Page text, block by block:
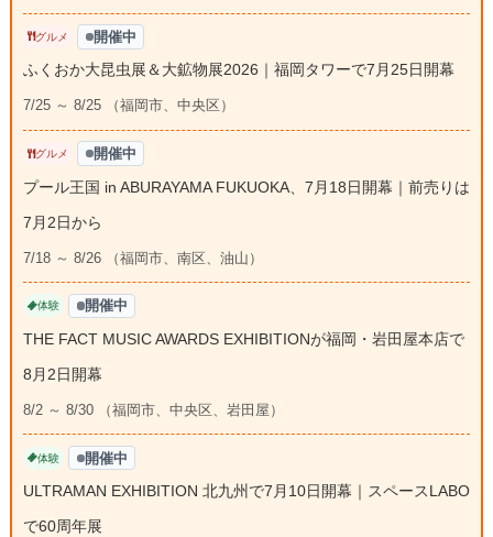
グルメ 開催中
ふくおか大昆虫展＆大鉱物展2026｜福岡タワーで7月25日開幕
7/25 ～ 8/25 （福岡市、中央区）
グルメ 開催中
プール王国 in ABURAYAMA FUKUOKA、7月18日開幕｜前売りは
7月2日から
7/18 ～ 8/26 （福岡市、南区、油山）
体験 開催中
THE FACT MUSIC AWARDS EXHIBITIONが福岡・岩田屋本店で
8月2日開幕
8/2 ～ 8/30 （福岡市、中央区、岩田屋）
体験 開催中
ULTRAMAN EXHIBITION 北九州で7月10日開幕｜スペースLABO
で60周年展